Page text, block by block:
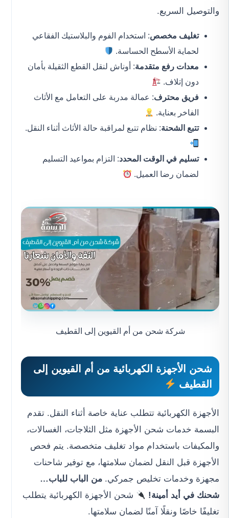
والتوصيل السريع.
تغليف مخصص: استخدام الفوم والبلاستيك الفقاعي
لحماية الأسطح الحساسة.
معدات رفع متقدمة: أوناش لنقل القطع الثقيلة بأمان
دون إتلاف.
فريق محترف: عمالة مدربة على التعامل مع الأثاث
الفاخر بعناية.
تتبع الشحنة: نظام تتبع لمراقبة حالة الأثاث أثناء النقل.
تسليم في الوقت المحدد: التزام بمواعيد التسليم
لضمان رضا العميل.
شركة شحن من أم القيوين إلى القطيف
شحن الأجهزة الكهربائية من أم القيوين إلى
القطيف
الأجهزة الكهربائية تتطلب عناية خاصة أثناء النقل. تقدم
البسمة خدمات شحن الأجهزة مثل الثلاجات، الغسالات،
والمكيفات باستخدام مواد تغليف متخصصة. يتم فحص
الأجهزة قبل النقل لضمان سلامتها، مع توفير شاحنات
مجهزة وخدمات تخليص جمركي. من الباب للباب…
شحنك في أيد أمينة!
شحن الأجهزة الكهربائية يتطلب
تغليفًا خاصًا ونقلًا آمنًا لضمان سلامتها.